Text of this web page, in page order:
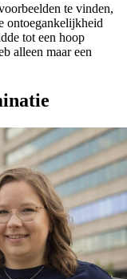
te vinden,
ontoegankelijkheid
tot een hoop
alleen maar een